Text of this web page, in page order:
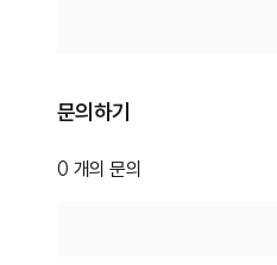
문의하기
0 개의 문의